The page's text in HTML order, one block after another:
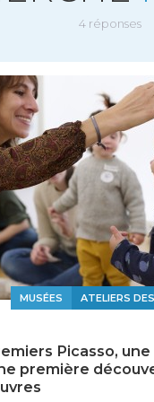
4 réponses
MUSÉES ATELIERS
Picasso,
première